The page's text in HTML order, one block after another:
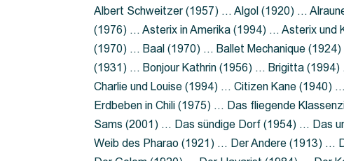
Albert Schweitzer (1957) … Algol (1920) …
(1976) … Asterix in Amerika (1994) … Asterix und
(1970) … Baal (1970) … Ballet Mechanique
(1931) … Bonjour Kathrin (1956) … Brigitta
Charlie und Louise (1994) … Citizen Kane
Erdbeben in Chili (1975) … Das fliegende
Sams (2001) … Das sündige Dorf (1954) … Das
Weib des Pharao (1921) … Der Andere (1913) …